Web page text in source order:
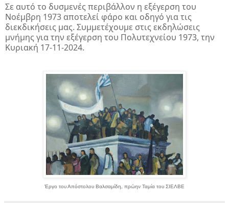
Σε αυτό το δυσμενές περιβάλλον η εξέγερση του
Νοέμβρη 1973 αποτελεί φάρο και οδηγό για τις
διεκδικήσεις μας. Συμμετέχουμε στις εκδηλώσεις
μνήμης για την εξέγερση του Πολυτεχνείου 1973, την
Κυριακή 17-11-2024.
Έργο του Απόστολου Βαλσαμίδη, πρώην Ταμία του ΣΙΕΛΒΕ